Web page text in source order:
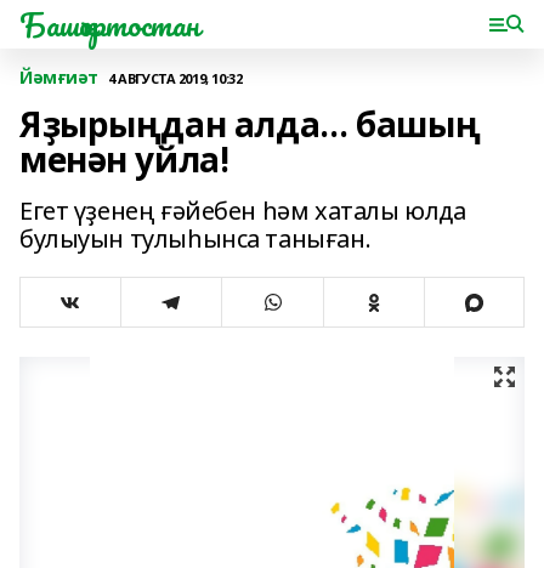
Башҡортостан
Йәмғиәт 4 АВГУСТА 2019, 10:32
Яҙырыңдан алда… башың
менән уйла!
Егет үҙенең ғәйебен һәм хаталы юлда
булыуын тулыһынса таныған.